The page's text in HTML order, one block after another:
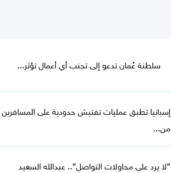
سلطنة عُمان تدعو إلى تجنب أي أعمال تؤثر...
إسبانيا تطبق عمليات تفتيش حدودية على المسافرين
من...
”لا يرد على محاولات التواصل”.. عبدالله السعيد